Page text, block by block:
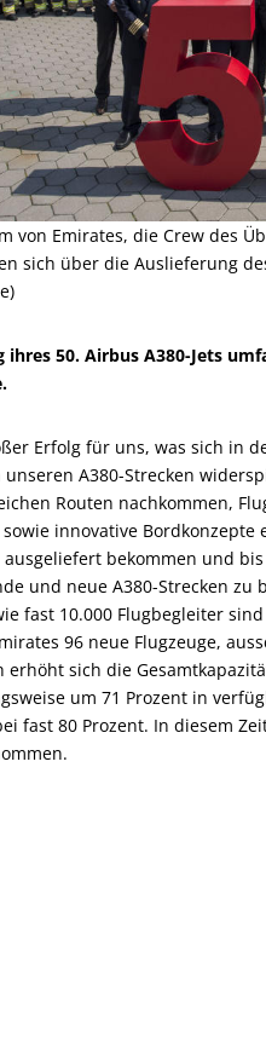
von Emirates, die Crew des
sich über die Auslieferung
50. Airbus A380-Jets
Erfolg für uns, was sich in
A380-Strecken
Routen nachkommen,
innovative
bekommen und
und neue A380-Strecken
fast 10.000 Flugbegleiter
96 neue Flugzeuge,
erhöht sich die
um 71 Prozent in
fast 80 Prozent. In diesem